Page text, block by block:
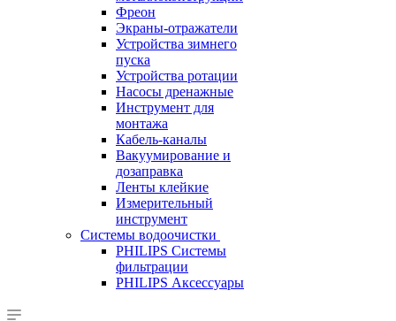
Фреон
Экраны-отражатели
Устройства зимнего
пуска
Устройства ротации
Насосы дренажные
Инструмент для
монтажа
Кабель-каналы
Вакуумирование и
дозаправка
Ленты клейкие
Измерительный
инструмент
Системы водоочистки
PHILIPS Системы
фильтрации
PHILIPS Аксессуары